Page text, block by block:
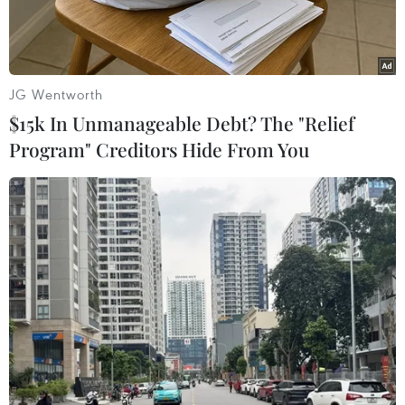
Đại sứ quán Việt Nam tại Ukraine phối hợp quảng bá văn hóa
các nước ASEAN. (Ảnh: TTXVN)
Ngày 13/2, Đại sứ quán ba nước ASEAN tại
Ukraine gồm Việt Nam, Malaysia và Indonesia
đã phối hợp tổ chức chương trình giới thiệu văn
hóa và ẩm thực ASEAN.
Đây là sự kiện nhằm quảng bá nghệ thuật và
JG Wentworth
$15k In Unmanageable Debt? The "Relief
Program" Creditors Hide From You